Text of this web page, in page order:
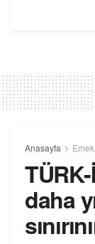
Anasayfa
daha